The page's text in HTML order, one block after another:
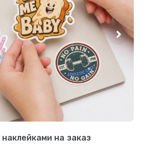
наклейками на заказ